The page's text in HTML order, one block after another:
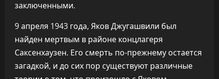
заключенными.
9 апреля 1943 года, Яков Джугашвили был
найден мертвым в районе концлагеря
Саксенхаузен. Его смерть по-прежнему остается
загадкой, и до сих пор существуют различные